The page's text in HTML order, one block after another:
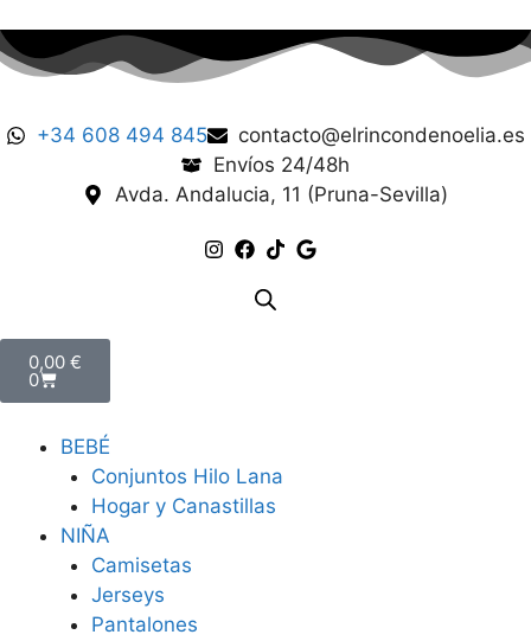
+34 608 494 845
contacto@elrincondenoelia.es
Envíos 24/48h
Avda. Andalucia, 11 (Pruna-Sevilla)
0,00 €
0
BEBÉ
Conjuntos Hilo Lana
Hogar y Canastillas
NIÑA
Camisetas
Jerseys
Pantalones